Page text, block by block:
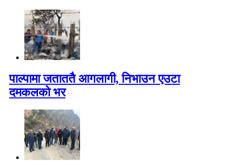
पाल्पामा जताततै आगलागी, निभाउन एउटा
दमकलको भर